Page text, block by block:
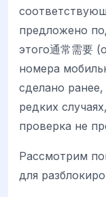
предложено
этого通常需要
номера
сделано
редких
проверка не
Рассмотрим
для